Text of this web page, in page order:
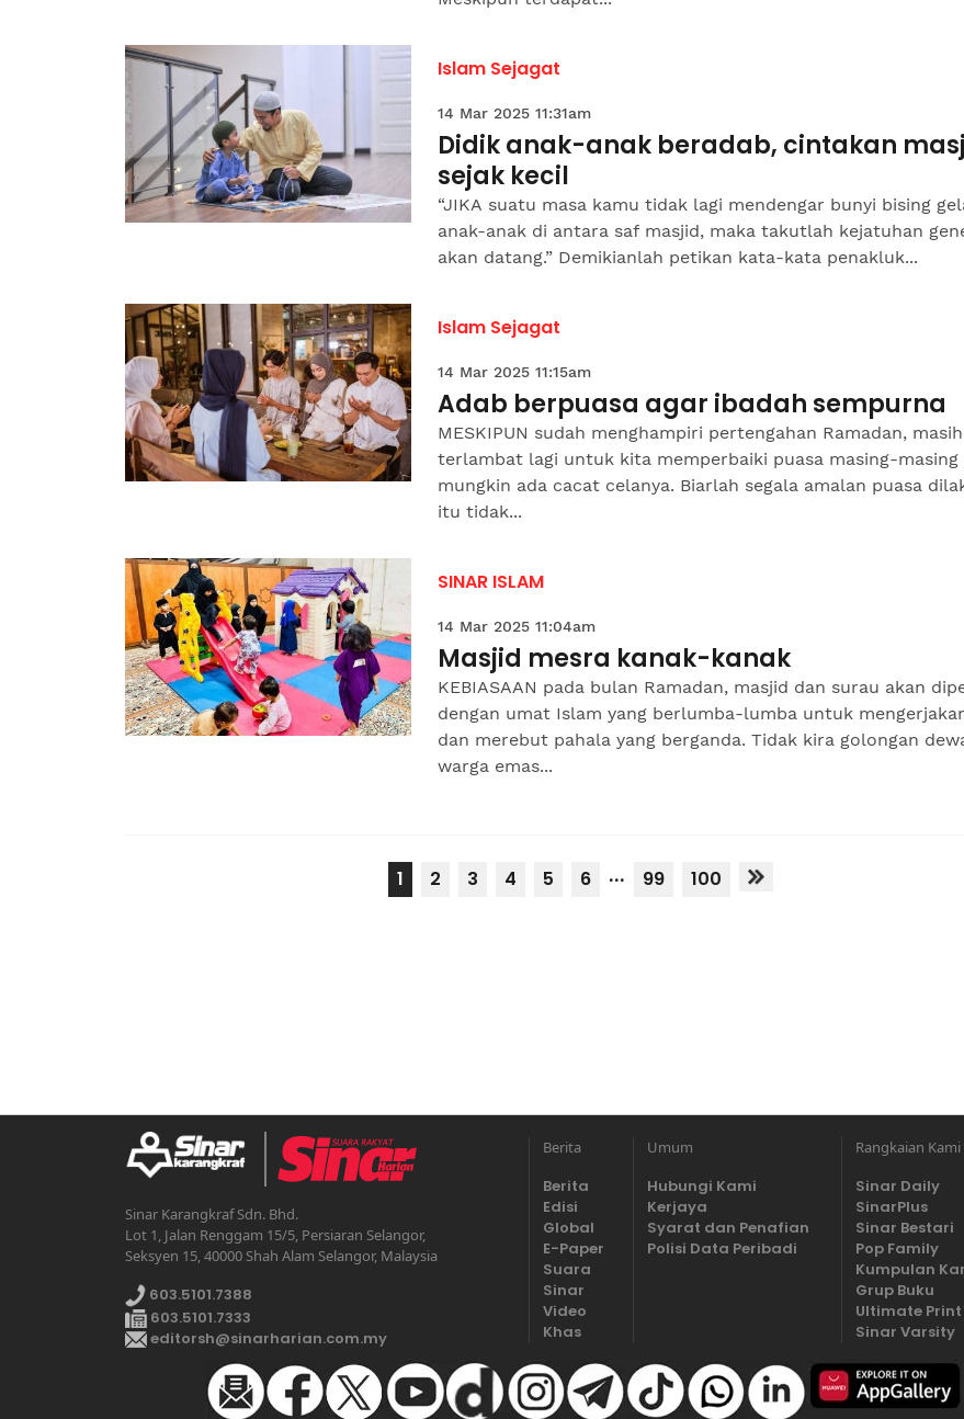
Islam Sejagat
14 Mar 2025 11:31am
Didik anak-anak beradab, cintakan
sejak kecil
“JIKA suatu masa kamu tidak lagi mendengar bunyi bising
anak-anak di antara saf masjid, maka takutlah kejatuhan
akan datang.” Demikianlah petikan kata-kata penakluk...
Islam Sejagat
14 Mar 2025 11:15am
Adab berpuasa agar ibadah sempurna
MESKIPUN sudah menghampiri pertengahan Ramadan,
terlambat lagi untuk kita memperbaiki puasa masing-masing
mungkin ada cacat celanya. Biarlah segala amalan puasa
itu tidak...
SINAR ISLAM
14 Mar 2025 11:04am
Masjid mesra kanak-kanak
KEBIASAAN pada bulan Ramadan, masjid dan surau akan
dengan umat Islam yang berlumba-lumba untuk
dan merebut pahala yang berganda. Tidak kira golongan
warga emas...
1 2 3 4 5 6 ... 99 100
Sinar Karangkraf Sdn. Bhd.
Lot 1, Jalan Renggam 15/5, Persiaran Selangor,
Seksyen 15, 40000 Shah Alam Selangor, Malaysia
603.5101.7388
603.5101.7333
editorsh@sinarharian.com.my
Berita
Berita
Edisi
Global
E-Paper
Suara
Sinar
Video
Khas
Umum
Hubungi Kami
Kerjaya
Syarat dan Penafian
Polisi Data Peribadi
Rangkaian Kami
Sinar Daily
SinarPlus
Sinar Bestari
Pop Family
Kumpulan
Grup Buku
Ultimate Print
Sinar Varsity